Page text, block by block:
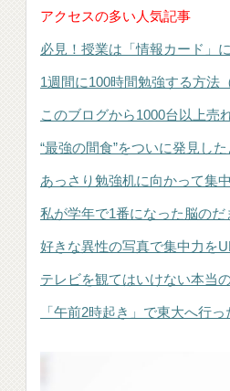
アクセスの多い人気記事
必見！授業は「情報カード」
1週間に100時間勉強する方法
このブログから1000台以上売
“最強の間食”をついに発見した
あっさり勉強机に向かって集
私が学年で1番になった脳のだ
好きな異性の写真で集中力を
テレビを観てはいけない本当
「午前2時起き」で東大へ行